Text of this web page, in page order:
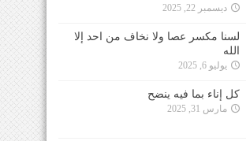
ديسمبر 22, 2025
لسنا مكسر عصا ولا نخاف من احد إلا
الله
يوليو 6, 2025
كل إناء بما فيه ينضح
مارس 31, 2025